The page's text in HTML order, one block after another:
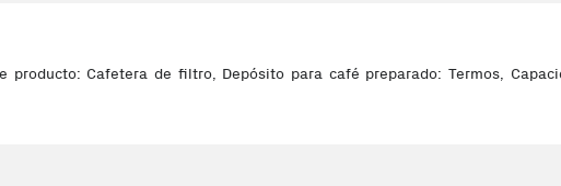
producto: Cafetera de filtro, Depósito para café preparado: Termos,